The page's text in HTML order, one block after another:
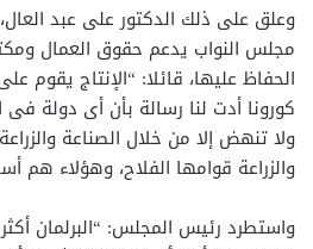
وعلق على ذلك الدكتور على عبد
مجلس النواب يدعم حقوق العمال
الحفاظ عليها، قائلا: “الإنتاج يقوم
كورونا أدت لنا رسالة بأن أى دولة
ولا تنهض إلا من خلال الصناعة
والزراعة قوامها الفلاح، وهؤلاء هم
واستطرد رئيس المجلس: “البرلمان